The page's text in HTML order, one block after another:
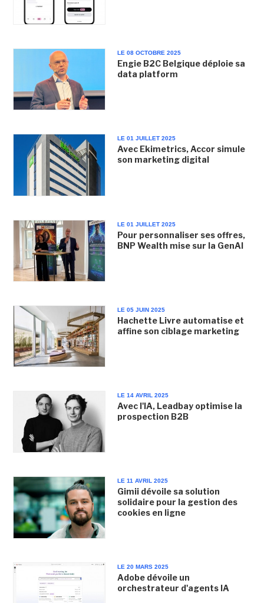
LE 08 OCTOBRE 2025
Engie B2C Belgique déploie sa
data platform
LE 01 JUILLET 2025
Avec Ekimetrics, Accor simule
son marketing digital
LE 01 JUILLET 2025
Pour personnaliser ses offres,
BNP Wealth mise sur la GenAI
LE 05 JUIN 2025
Hachette Livre automatise et
affine son ciblage marketing
LE 14 AVRIL 2025
Avec l'IA, Leadbay optimise la
prospection B2B
LE 11 AVRIL 2025
Gimii dévoile sa solution
solidaire pour la gestion des
cookies en ligne
LE 20 MARS 2025
Adobe dévoile un
orchestrateur d'agents IA